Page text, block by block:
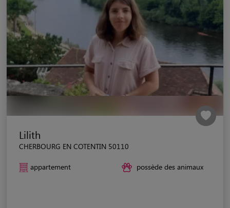
Lilith
CHERBOURG EN COTENTIN 50110
appartement possède des animaux